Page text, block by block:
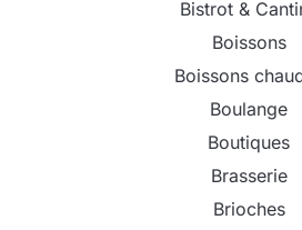
Bistrot &
Boissons
Boissons
Boulange
Boutiques
Brasserie
Brioches